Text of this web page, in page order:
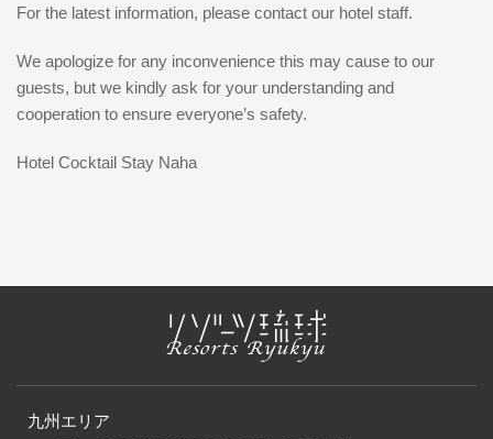
For the latest information, please contact our hotel staff.
We apologize for any inconvenience this may cause to our
guests, but we kindly ask for your understanding and
cooperation to ensure everyone’s safety.
Hotel Cocktail Stay Naha
九州エリア